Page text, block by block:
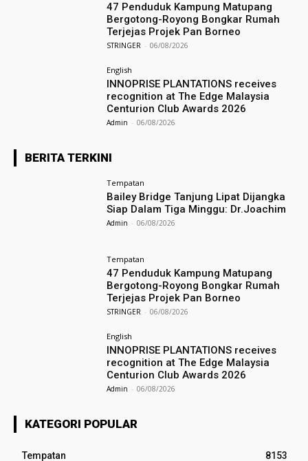
47 Penduduk Kampung Matupang
Bergotong-Royong Bongkar Rumah
Terjejas Projek Pan Borneo
STRINGER - 06/08/2026
English
INNOPRISE PLANTATIONS receives
recognition at The Edge Malaysia
Centurion Club Awards 2026
Admin - 06/08/2026
BERITA TERKINI
Tempatan
Bailey Bridge Tanjung Lipat Dijangka
Siap Dalam Tiga Minggu: Dr.Joachim
Admin - 06/08/2026
Tempatan
47 Penduduk Kampung Matupang
Bergotong-Royong Bongkar Rumah
Terjejas Projek Pan Borneo
STRINGER - 06/08/2026
English
INNOPRISE PLANTATIONS receives
recognition at The Edge Malaysia
Centurion Club Awards 2026
Admin - 06/08/2026
KATEGORI POPULAR
Tempatan 8153